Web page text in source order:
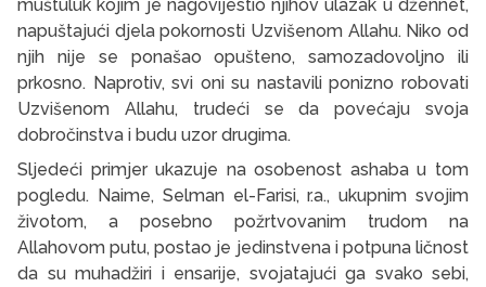
muštuluk kojim je nagovijestio njihov ulazak u džennet,
napuštajući djela pokornosti Uzvišenom Allahu. Niko od
njih nije se ponašao opušteno, samozadovoljno ili
prkosno. Naprotiv, svi oni su nastavili ponizno robovati
Uzvišenom Allahu, trudeći se da povećaju svoja
dobročinstva i budu uzor drugima.
Sljedeći primjer ukazuje na osobenost ashaba u tom
pogledu. Naime, Selman el-Farisi, r.a., ukupnim svojim
životom, a posebno požrtvovanim trudom na
Allahovom putu, postao je jedinstvena i potpuna ličnost
da su muhadžiri i ensarije, svojatajući ga svako sebi,